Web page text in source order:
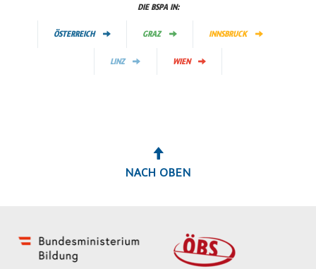
DIE BSPA IN:
ÖSTERREICH GRAZ INNSBRUCK
LINZ WIEN
NACH OBEN